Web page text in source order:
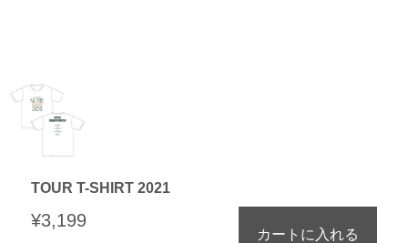
TOUR T-SHIRT 2021
¥3,199
カートに入れる